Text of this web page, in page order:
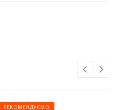
РЕКОМЕНДУЄМО